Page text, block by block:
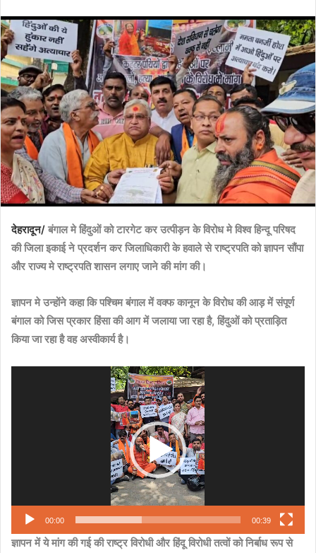
d
a
n
e
m
a
i
l
देहरादून/ बंगाल मे हिंदुओं को टारगेट कर उत्पीड़न के विरोध मे विश्व हिन्दू परिषद
की जिला इकाई ने प्रदर्शन कर जिलाधिकारी के हवाले से राष्ट्रपति को ज्ञापन सौंपा
और राज्य मे राष्ट्रपति शासन लगाए जाने की मांग की।
ज्ञापन मे उन्होंने कहा कि पश्चिम बंगाल में वक्फ कानून के विरोध की आड़ में संपूर्ण
बंगाल को जिस प्रकार हिंसा की आग में जलाया जा रहा है, हिंदुओं को प्रताड़ित
किया जा रहा है वह अस्वीकार्य है।
00:00 00:39
ज्ञापन में ये मांग की गई की राष्ट्र विरोधी और हिंदू विरोधी तत्वों को निर्बाध रूप से